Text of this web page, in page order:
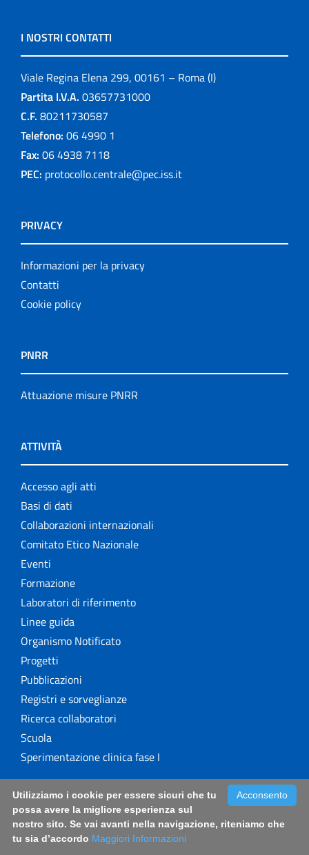
I NOSTRI CONTATTI
Viale Regina Elena 299, 00161 – Roma (I)
Partita I.V.A. 03657731000
C.F. 80211730587
Telefono: 06 4990 1
Fax: 06 4938 7118
PEC: protocollo.centrale@pec.iss.it
PRIVACY
Informazioni per la privacy
Contatti
Cookie policy
PNRR
Attuazione misure PNRR
ATTIVITÀ
Accesso agli atti
Basi di dati
Collaborazioni internazionali
Comitato Etico Nazionale
Eventi
Formazione
Laboratori di riferimento
Linee guida
Organismo Notificato
Progetti
Pubblicazioni
Registri e sorveglianze
Ricerca collaboratori
Scuola
Sperimentazione clinica fase I
5 per mille
Il 5 per mille e l'ISS
Acconsento
Utilizziamo i cookie per essere sicuri che tu
possa avere la migliore esperienza sul
nostro sito. Se vai avanti nella navigazione, riteniamo che
tu sia d’accordo Maggiori Informazioni